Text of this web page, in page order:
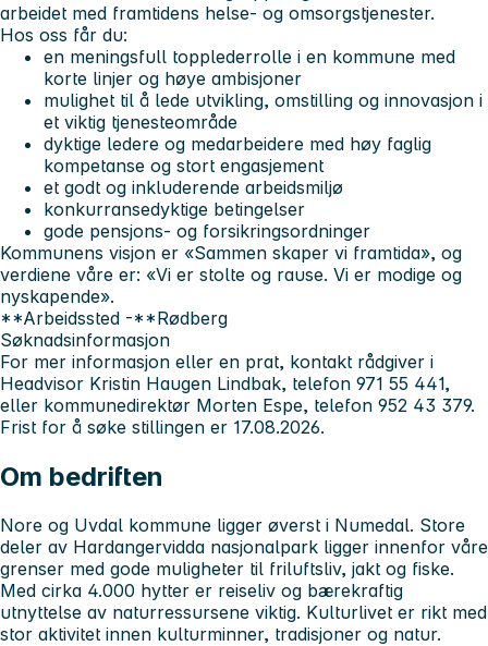
arbeidet med framtidens helse- og omsorgstjenester.
Hos oss får du:
en meningsfull topplederrolle i en kommune med
korte linjer og høye ambisjoner
mulighet til å lede utvikling, omstilling og innovasjon i
et viktig tjenesteområde
dyktige ledere og medarbeidere med høy faglig
kompetanse og stort engasjement
et godt og inkluderende arbeidsmiljø
konkurransedyktige betingelser
gode pensjons- og forsikringsordninger
Kommunens visjon er «Sammen skaper vi framtida», og
verdiene våre er: «Vi er stolte og rause. Vi er modige og
nyskapende».
**Arbeidssted -**Rødberg
Søknadsinformasjon
For mer informasjon eller en prat, kontakt rådgiver i
Headvisor Kristin Haugen Lindbak, telefon 971 55 441,
eller kommunedirektør Morten Espe, telefon 952 43 379.
Frist for å søke stillingen er 17.08.2026.
Om bedriften
Nore og Uvdal kommune ligger øverst i Numedal. Store
deler av Hardangervidda nasjonalpark ligger innenfor våre
grenser med gode muligheter til friluftsliv, jakt og fiske.
Med cirka 4.000 hytter er reiseliv og bærekraftig
utnyttelse av naturressursene viktig. Kulturlivet er rikt med
stor aktivitet innen kulturminner, tradisjoner og natur.